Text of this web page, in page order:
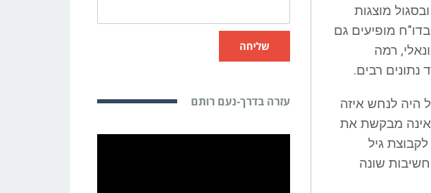
מוצגות
מופיעים גם
רמה
נתונים רבים.
היה לנחש איזה
אינה מבקשת את
גיל
שונה
שליחה
עזרה בדרך-נעם רותם